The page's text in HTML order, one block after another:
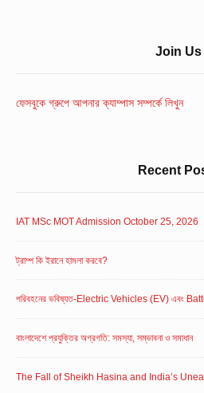
Area
Join Us
ফেসবুকে গ্রুপে আপনার ক্যাম্পাস সম্পর্কে লিখুন
Recent
IAT MSc MOT Admission October 25, 2026
ট্রাম্প কি ইরানে হামলা করবে?
পরিবহনের ভবিষ্যত-Electric Vehicles (EV) এবং
বাংলাদেশে প্রযুক্তির অগ্রগতি: সমস্যা, সম্ভাবনা ও সমাধান
The Fall of Sheikh Hasina and India’s